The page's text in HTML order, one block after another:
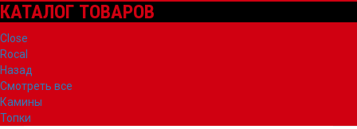
КАТАЛОГ ТОВАРОВ
Close
Rocal
Назад
Смотреть все
Камины
Топки